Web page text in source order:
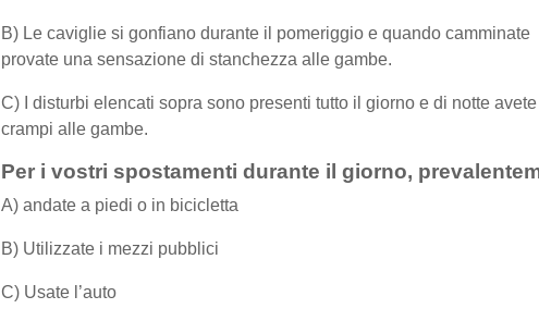
B) Le caviglie si gonfiano durante il pomeriggio e quando camminate
provate una sensazione di stanchezza alle gambe.
C) I disturbi elencati sopra sono presenti tutto il giorno e di notte avete
crampi alle gambe.
Per i vostri spostamenti durante il giorno,
A) andate a piedi o in bicicletta
B) Utilizzate i mezzi pubblici
C) Usate l’auto